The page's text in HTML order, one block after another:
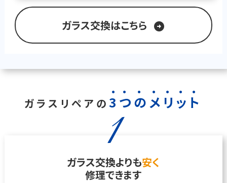
ガラス交換はこちら arrow_circle_right
ガラスリペアの3 つのメ リ ッ ト
1
ガラス交換よりも安く
修理できます